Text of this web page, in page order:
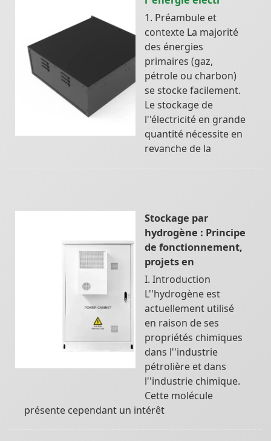
1. Préambule et
contexte La majorité
des énergies
primaires (gaz,
pétrole ou charbon)
se stocke facilement.
Le stockage de
l''électricité en grande
quantité nécessite en
revanche de la
Stockage par
hydrogène : Principe
de fonctionnement,
projets en
I. Introduction
L''hydrogène est
actuellement utilisé
en raison de ses
propriétés chimiques
dans l''industrie
pétrolière et dans
l''industrie chimique.
Cette molécule
présente cependant un intérêt